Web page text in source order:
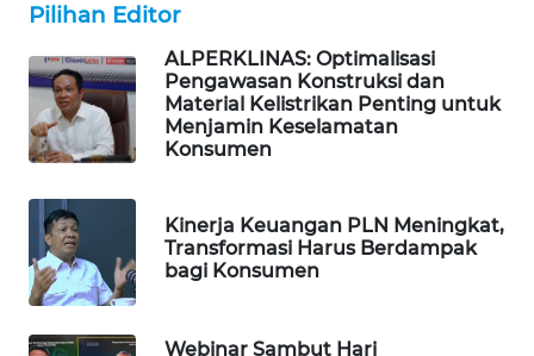
Pilihan Editor
ALPERKLINAS: Optimalisasi
Pengawasan Konstruksi dan
Material Kelistrikan Penting untuk
Menjamin Keselamatan
Konsumen
Kinerja Keuangan PLN Meningkat,
Transformasi Harus Berdampak
bagi Konsumen
Webinar Sambut Hari
PLN
WATCH
MKLI
LKKI
KOPEKLIN